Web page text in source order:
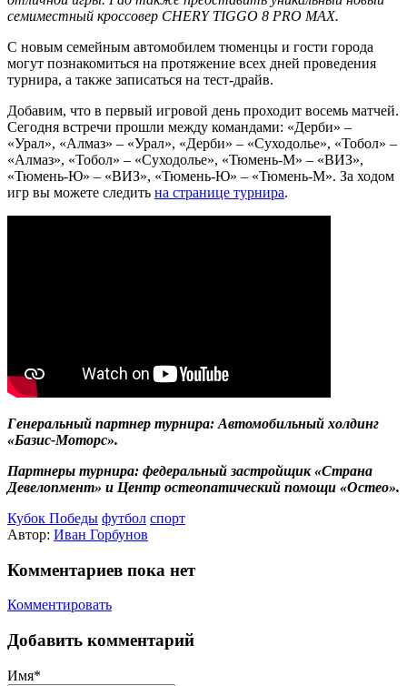
семиместный кроссовер CHERY TIGGO 8 PRO MAX.
С новым семейным автомобилем тюменцы и гости города
могут познакомиться на протяжение всех дней проведения
турнира, а также записаться на тест-драйв.
Добавим, что в первый игровой день проходит восемь матчей.
Сегодня встречи прошли между командами: «Дерби» –
«Урал», «Алмаз» – «Урал», «Дерби» – «Суходолье», «Тобол» –
«Алмаз», «Тобол» – «Суходолье», «Тюмень-М» – «ВИЗ»,
«Тюмень-Ю» – «ВИЗ», «Тюмень-Ю» – «Тюмень-М». За ходом
игр вы можете следить на странице турнира.
Генеральный партнер турнира: Автомобильный холдинг
«Базис-Моторс».
Партнеры турнира: федеральный застройщик «Страна
Девелопмент» и Центр остеопатический помощи «Остео».
Кубок Победы футбол спорт
Автор: Иван Горбунов
Комментариев пока нет
Комментировать
Добавить комментарий
Имя*